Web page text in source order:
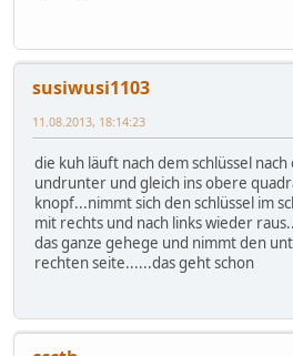
susiwusi1103
11.08.2013, 18:14:23
die kuh läuft nach dem schlüssel nach
undrunter und gleich ins obere
knopf...nimmt sich den schlüssel im
mit rechts und nach links wieder
das ganze gehege und nimmt den
rechten seite......das geht schon